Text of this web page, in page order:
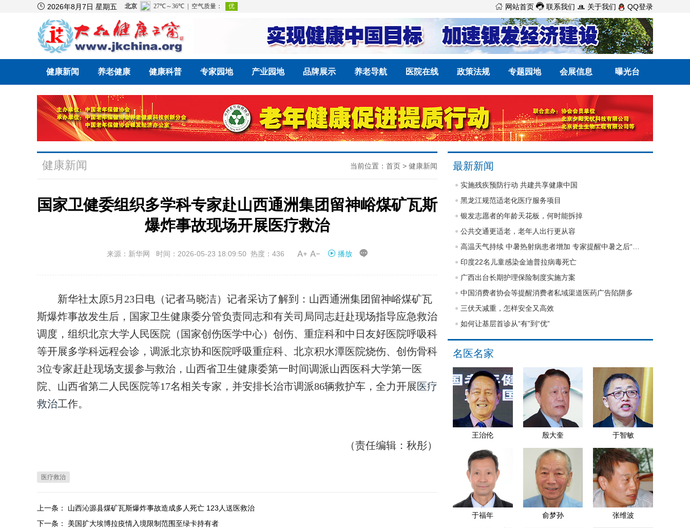
 2026年8月7日 星期五  网站首页  联系我们  关于我们 QQ登录
健康新闻 养老健康 健康科普 专家园地 产业园地 品牌展示 养老导航 医院在线 政策法规 专题园地 会展信息 曝光台
健康新闻 当前位置： 首页 > 健康新闻
国家卫健委组织多学科专家赴山西通洲集团留神峪煤矿瓦斯
爆炸事故现场开展医疗救治
来源：新华网 时间：2026-05-23 18:09:50 热度：436  播放 
新华社太原5月23日电（记者马晓洁）记者采访了解到：山西通洲集团留神峪煤矿瓦
斯爆炸事故发生后，国家卫生健康委分管负责同志和有关司局同志赶赴现场指导应急救治
调度，组织北京大学人民医院（国家创伤医学中心）创伤、重症科和中日友好医院呼吸科
等开展多学科远程会诊，调派北京协和医院呼吸重症科、北京积水潭医院烧伤、创伤骨科
3位专家赶赴现场支援参与救治，山西省卫生健康委第一时间调派山西医科大学第一医
院、山西省第二人民医院等17名相关专家，并安排长治市调派86辆救护车，全力开展医疗
救治工作。
（责任编辑：秋彤）
医疗救治
上一条： 山西沁源县煤矿瓦斯爆炸事故造成多人死亡 123人送医救治
下一条： 美国扩大埃博拉疫情入境限制范围至绿卡持有者
最新新闻
实施残疾预防行动 共建共享健康中国
黑龙江规范适老化医疗服务项目
银发志愿者的年龄天花板，何时能拆掉
公共交通更适老，老年人出行更从容
印度22名儿童感染金迪普拉病毒死亡
广西出台长期护理保险制度实施方案
中国消费者协会等提醒消费者私域渠道医药广告陷阱多
三伏天减重，怎样安全又高效
如何让基层首诊从“有”到“优”
名医名家
王治伦 殷大奎 于智敏
于福年 俞梦孙 张维波